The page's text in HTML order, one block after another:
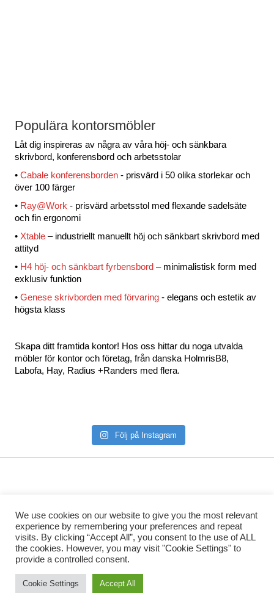
Populära kontorsmöbler
Låt dig inspireras av några av våra höj- och sänkbara
skrivbord, konferensbord och arbetsstolar
• Cabale konferensborden - prisvärd i 50 olika storlekar och
över 100 färger
• Ray@Work - prisvärd arbetsstol med flexande sadelsäte
och fin ergonomi
• Xtable – industriellt manuellt höj och sänkbart skrivbord med
attityd
• H4 höj- och sänkbart fyrbensbord – minimalistisk form med
exklusiv funktion
• Genese skrivborden med förvaring - elegans och estetik av
högsta klass
Skapa ditt framtida kontor! Hos oss hittar du noga utvalda
möbler för kontor och företag, från danska HolmrisB8,
Labofa, Hay, Radius +Randers med flera.
Följ på Instagram
Danish Form – snäppet snyggare kontorsmöbler
Östermalmsgatan 1 - 114 24 Stockholm - 070 555 3172 -
info@danishform.se
We use cookies on our website to give you the most relevant
experience by remembering your preferences and repeat
visits. By clicking “Accept All”, you consent to the use of ALL
the cookies. However, you may visit "Cookie Settings" to
provide a controlled consent.
Cookie Settings Accept All